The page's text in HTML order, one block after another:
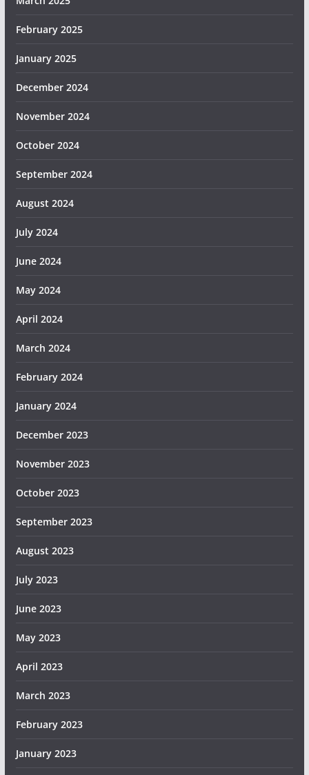
February 2025
January 2025
December 2024
November 2024
October 2024
September 2024
August 2024
July 2024
June 2024
May 2024
April 2024
March 2024
February 2024
January 2024
December 2023
November 2023
October 2023
September 2023
August 2023
July 2023
June 2023
May 2023
April 2023
March 2023
February 2023
January 2023